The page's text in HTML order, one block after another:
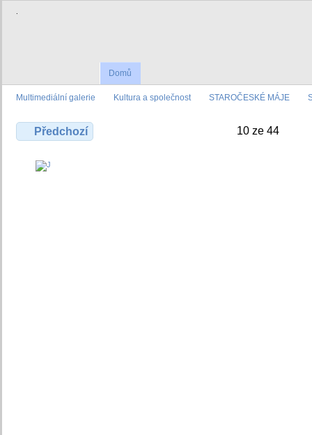
.
Domů
Multimediální galerie Kultura a společnost STAROČESKÉ MÁJE
Předchozí 10 ze 44